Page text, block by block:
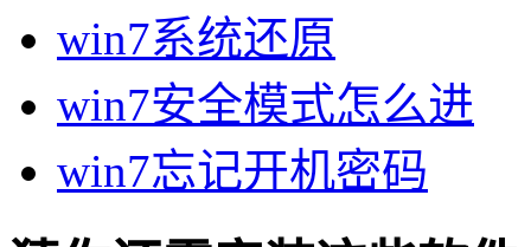
win7系统还原
win7安全模式怎么进
win7忘记开机密码